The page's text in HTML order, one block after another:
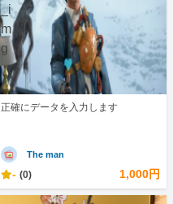
正確にデータを入力します
The man
- (0) 1,000円